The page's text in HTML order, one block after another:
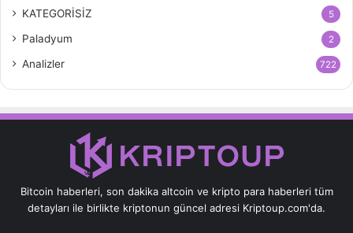
KATEGORİSİZ 5
Paladyum 2
Analizler 722
Bitcoin haberleri, son dakika altcoin ve kripto para haberleri tüm
detayları ile birlikte kriptonun güncel adresi Kriptoup.com'da.